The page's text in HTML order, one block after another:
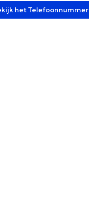
het Telefoonnummer